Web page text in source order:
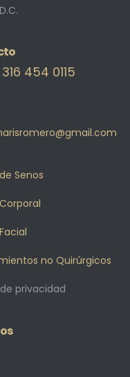
454 0115
Senos
no Quirúrgicos
privacidad